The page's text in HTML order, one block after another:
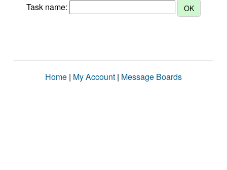
Task name:
Home | My Account | Message Boards